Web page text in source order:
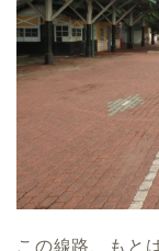
この線路、もと